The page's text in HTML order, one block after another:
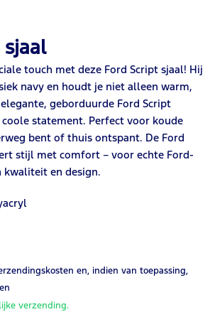
touch met deze Ford Script sjaal! Hij
navy en houdt je niet alleen warm,
geborduurde Ford Script
statement. Perfect voor koude
bent of thuis ontspant. De Ford
stijl met comfort – voor echte Ford-
kwaliteit en design.
en, indien van toepassing,
verzending.